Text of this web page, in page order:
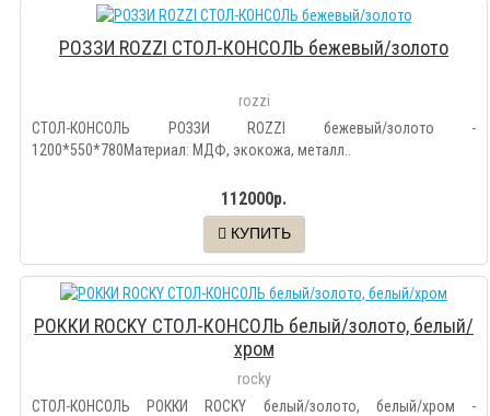
РОЗЗИ ROZZI СТОЛ-КОНСОЛЬ бежевый/золото
rozzi
СТОЛ-КОНСОЛЬ РОЗЗИ ROZZI бежевый/золото -
1200*550*780Материал: МДФ, экокожа, металл..
112000р.
КУПИТЬ
РОККИ ROCKY СТОЛ-КОНСОЛЬ белый/золото, белый/
хром
rocky
СТОЛ-КОНСОЛЬ РОККИ ROCKY белый/золото, белый/хром -